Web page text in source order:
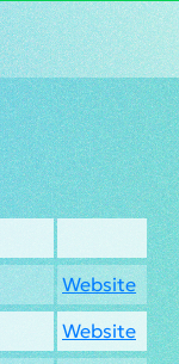
Website
Website